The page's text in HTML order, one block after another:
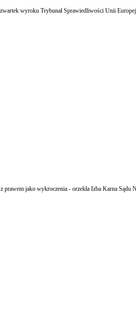
wyroku Trybunał Sprawiedliwości Unii
jako wykroczenia - orzekła Izba Karna Sądu